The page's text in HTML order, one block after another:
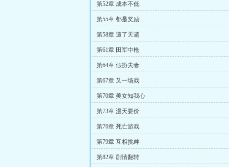
第52章 成本不低
第55章 都是奖励
第58章 遭了天谴
第61章 田军中枪
第64章 假扮夫妻
第67章 又一场戏
第70章 美女知我心
第73章 漫天要价
第76章 死亡游戏
第79章 互相挑衅
第82章 剧情翻转